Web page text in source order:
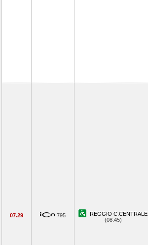
07.29 795
REGGIO C.CENTRALE
(08.45)